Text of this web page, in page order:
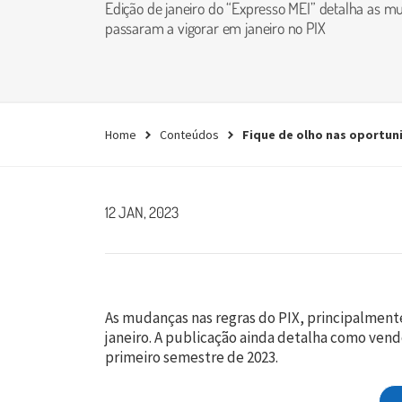
Edição de janeiro do “Expresso MEI” detalha as
passaram a vigorar em janeiro no PIX
Home Conteúdos Fique de olho nas
12 JAN, 2023
As mudanças nas regras do PIX,
janeiro. A publicação ainda detalha como
primeiro semestre de 2023.